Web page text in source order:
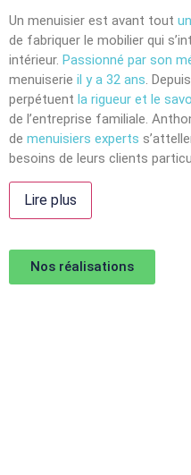
Un menuisier est avant tout
de fabriquer le mobilier qui
intérieur. Passionné par son
menuiserie il y a 32 ans.
perpétuent la rigueur et le
de l’entreprise familiale.
de menuisiers experts
besoins de leurs clients
Lire plus
Nos réalisations